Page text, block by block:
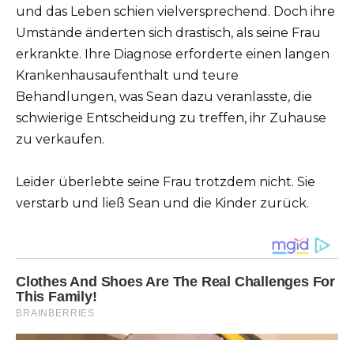
und das Leben schien vielversprechend. Doch ihre
Umstände änderten sich drastisch, als seine Frau
erkrankte. Ihre Diagnose erforderte einen langen
Krankenhausaufenthalt und teure
Behandlungen, was Sean dazu veranlasste, die
schwierige Entscheidung zu treffen, ihr Zuhause
zu verkaufen.
Leider überlebte seine Frau trotzdem nicht. Sie
verstarb und ließ Sean und die Kinder zurück.